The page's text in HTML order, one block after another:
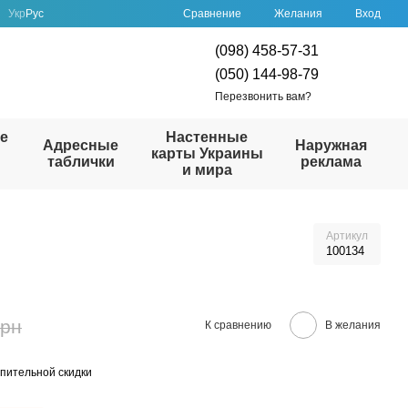
Укр Рус Сравнение Желания Вход
(098) 458-57-31
(050) 144-98-79
Перезвонить вам?
Адресные
таблички
Настенные
карты Украины
и мира
Наружная
реклама
Артикул
100134
К сравнению В желания
скидки